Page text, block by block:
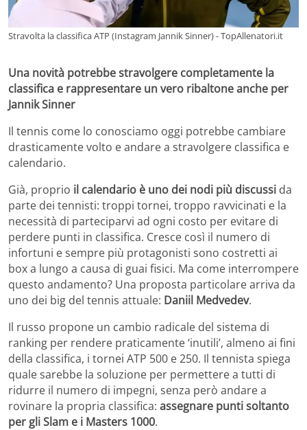
Stravolta la classifica ATP (Instagram Jannik Sinner) - TopAllenatori.it
Una novità potrebbe stravolgere completamente la
classifica e rappresentare un vero ribaltone anche per
Jannik Sinner
Il tennis come lo conosciamo oggi potrebbe cambiare
drasticamente volto e andare a stravolgere classifica e
calendario.
Già, proprio il calendario è uno dei nodi più discussi da
parte dei tennisti: troppi tornei, troppo ravvicinati e la
necessità di parteciparvi ad ogni costo per evitare di
perdere punti in classifica. Cresce così il numero di
infortuni e sempre più protagonisti sono costretti ai
box a lungo a causa di guai fisici. Ma come interrompere
questo andamento? Una proposta particolare arriva da
uno dei big del tennis attuale: Daniil Medvedev.
Il russo propone un cambio radicale del sistema di
ranking per rendere praticamente ‘inutili’, almeno ai fini
della classifica, i tornei ATP 500 e 250. Il tennista spiega
quale sarebbe la soluzione per permettere a tutti di
ridurre il numero di impegni, senza però andare a
rovinare la propria classifica: assegnare punti soltanto
per gli Slam e i Masters 1000.